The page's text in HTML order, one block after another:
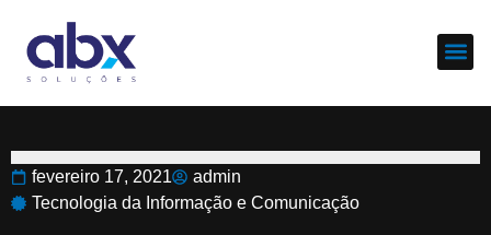
fevereiro 17, 2021
admin
Tecnologia da Informação e Comunicação